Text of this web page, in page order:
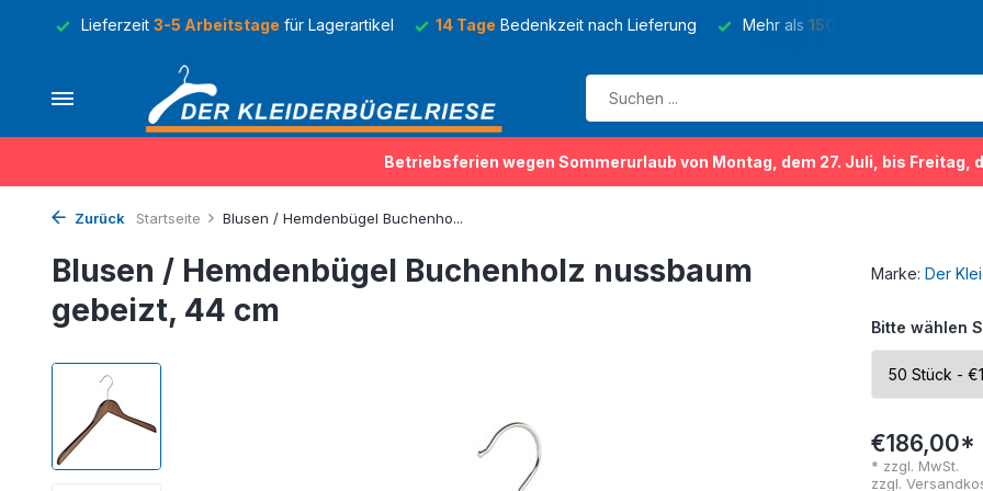
Lieferzeit 3-5 Arbeitstage für Lagerartikel 14 Tage Bedenkzeit nach Lieferung Mehr als 150 Sorten
Betriebsferien wegen Sommerurlaub von Montag, dem 27. Juli, bis Freitag,
Zurück Startseite Blusen / Hemdenbügel Buchenho...
Blusen / Hemdenbügel Buchenholz nussbaum
gebeizt, 44 cm
Marke: Der
Bitte wählen
€186,00*
* zzgl. MwSt.
zzgl.